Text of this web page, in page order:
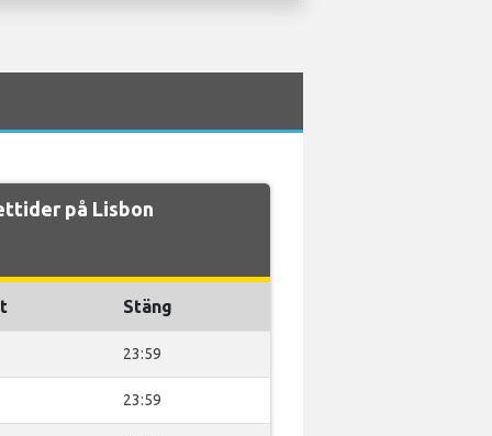
på Lisbon
Stäng
23:59
23:59